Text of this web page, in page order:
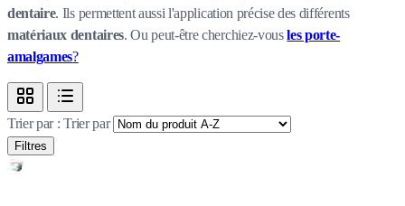
dentaire. Ils permettent aussi l'application précise des différents
matériaux dentaires. Ou peut-être cherchiez-vousles porte-
amalgames?
Trier par :Trier par
Filtres